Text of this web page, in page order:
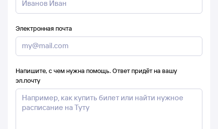
Электронная почта
Напишите, с чем нужна помощь. Ответ придёт на вашу
эл.почту